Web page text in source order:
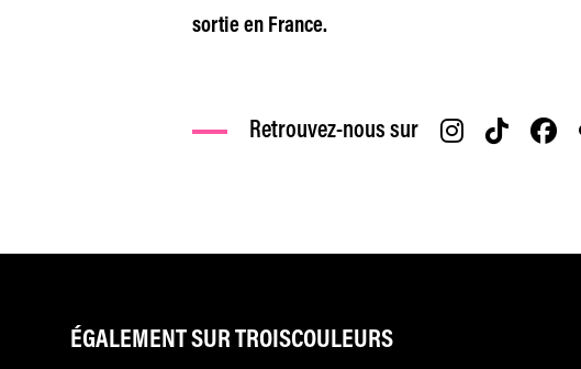
sortie en France.
Retrouvez-nous sur
ÉGALEMENT SUR TROISCOULEURS